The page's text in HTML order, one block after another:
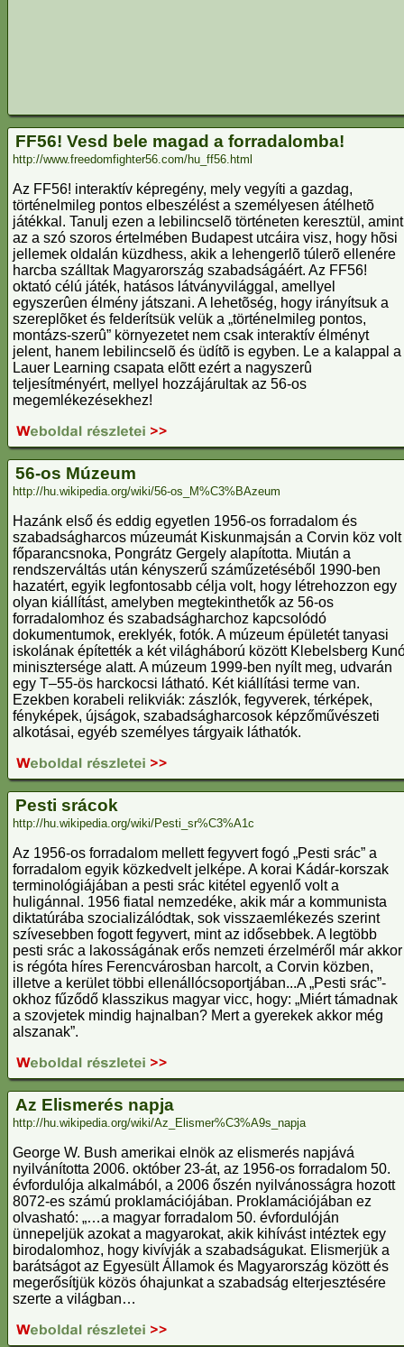
FF56! Vesd bele magad a forradalomba!
http://www.freedomfighter56.com/hu_ff56.html
Az FF56! interaktív képregény, mely vegyíti a gazdag,
történelmileg pontos elbeszélést a személyesen átélhetõ
játékkal. Tanulj ezen a lebilincselõ történeten keresztül, amint
az a szó szoros értelmében Budapest utcáira visz, hogy hõsi
jellemek oldalán küzdhess, akik a lehengerlõ túlerõ ellenére
harcba szálltak Magyarország szabadságáért. Az FF56!
oktató célú játék, hatásos látványvilággal, amellyel
egyszerûen élmény játszani. A lehetõség, hogy irányítsuk a
szereplõket és felderítsük velük a „történelmileg pontos,
montázs-szerû” környezetet nem csak interaktív élményt
jelent, hanem lebilincselõ és üdítõ is egyben. Le a kalappal a
Lauer Learning csapata elõtt ezért a nagyszerû
teljesítményért, mellyel hozzájárultak az 56-os
megemlékezésekhez!
56-os Múzeum
http://hu.wikipedia.org/wiki/56-os_M%C3%BAzeum
Hazánk első és eddig egyetlen 1956-os forradalom és
szabadságharcos múzeumát Kiskunmajsán a Corvin köz volt
főparancsnoka, Pongrátz Gergely alapította. Miután a
rendszerváltás után kényszerű száműzetéséből 1990-ben
hazatért, egyik legfontosabb célja volt, hogy létrehozzon egy
olyan kiállítást, amelyben megtekinthetők az 56-os
forradalomhoz és szabadságharchoz kapcsolódó
dokumentumok, ereklyék, fotók. A múzeum épületét tanyasi
iskolának építették a két világháború között Klebelsberg
minisztersége alatt. A múzeum 1999-ben nyílt meg, udvarán
egy T–55-ös harckocsi látható. Két kiállítási terme van.
Ezekben korabeli relikviák: zászlók, fegyverek, térképek,
fényképek, újságok, szabadságharcosok képzőművészeti
alkotásai, egyéb személyes tárgyaik láthatók.
Pesti srácok
http://hu.wikipedia.org/wiki/Pesti_sr%C3%A1c
Az 1956-os forradalom mellett fegyvert fogó „Pesti srác” a
forradalom egyik közkedvelt jelképe. A korai Kádár-korszak
terminológiájában a pesti srác kitétel egyenlő volt a
huligánnal. 1956 fiatal nemzedéke, akik már a kommunista
diktatúrába szocializálódtak, sok visszaemlékezés szerint
szívesebben fogott fegyvert, mint az idősebbek. A legtöbb
pesti srác a lakosságának erős nemzeti érzelméről már akkor
is régóta híres Ferencvárosban harcolt, a Corvin közben,
illetve a kerület többi ellenállócsoportjában...A „Pesti srác”-
okhoz fűződő klasszikus magyar vicc, hogy: „Miért támadnak
a szovjetek mindig hajnalban? Mert a gyerekek akkor még
alszanak”.
Az Elismerés napja
http://hu.wikipedia.org/wiki/Az_Elismer%C3%A9s_napja
George W. Bush amerikai elnök az elismerés napjává
nyilvánította 2006. október 23-át, az 1956-os forradalom 50.
évfordulója alkalmából, a 2006 őszén nyilvánosságra hozott
8072-es számú proklamációjában. Proklamációjában ez
olvasható: „…a magyar forradalom 50. évfordulóján
ünnepeljük azokat a magyarokat, akik kihívást intéztek egy
birodalomhoz, hogy kivívják a szabadságukat. Elismerjük a
barátságot az Egyesült Államok és Magyarország között és
megerősítjük közös óhajunkat a szabadság elterjesztésére
szerte a világban…